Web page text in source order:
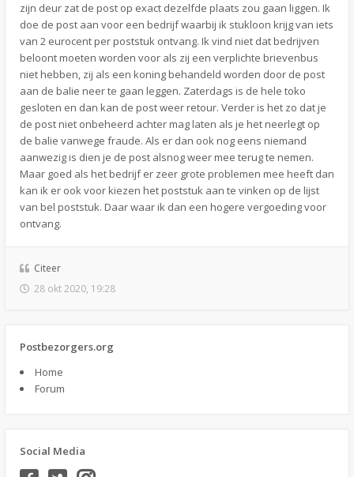
zijn deur zat de post op exact dezelfde plaats zou gaan liggen. Ik
doe de post aan voor een bedrijf waarbij ik stukloon krijg van iets
van 2 eurocent per poststuk ontvang. Ik vind niet dat bedrijven
beloont moeten worden voor als zij een verplichte brievenbus
niet hebben, zij als een koning behandeld worden door de post
aan de balie neer te gaan leggen. Zaterdags is de hele toko
gesloten en dan kan de post weer retour. Verder is het zo dat je
de post niet onbeheerd achter mag laten als je het neerlegt op
de balie vanwege fraude. Als er dan ook nog eens niemand
aanwezig is dien je de post alsnog weer mee terug te nemen.
Maar goed als het bedrijf er zeer grote problemen mee heeft dan
kan ik er ook voor kiezen het poststuk aan te vinken op de lijst
van bel poststuk. Daar waar ik dan een hogere vergoeding voor
ontvang.
Citeer
28 okt 2020, 19:28
Postbezorgers.org
Home
Forum
Social Media